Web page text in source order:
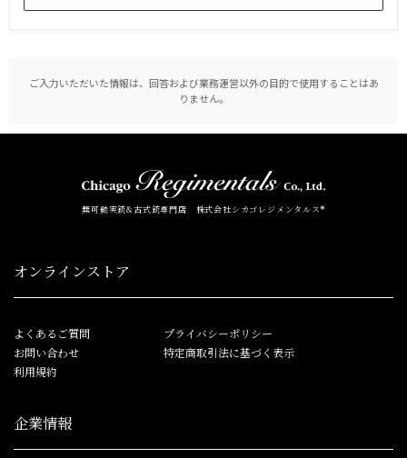
ご入力いただいた情報は、回答および業務運営以外の目的で使用することはあ
りません。
無可動実銃&古式銃専門店 株式会社シカゴレジメンタルス®
オンラインストア
よくあるご質問
お問い合わせ
利用規約
プライバシーポリシー
特定商取引法に基づく表示
企業情報